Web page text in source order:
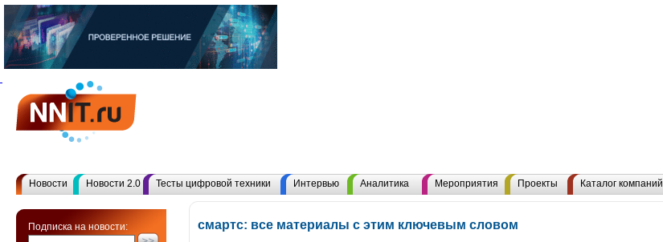
Новости Новости 2.0 Тесты цифровой техники Интервью Аналитика Мероприятия Проекты Каталог компаний
Подписка на новости: смартс: все материалы с этим ключевым словом